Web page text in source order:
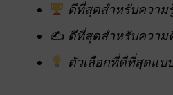
ดีที่สุดสำหรับความ
✍️ ดีที่สุดสำหรับควา
ตัวเลือกที่ดีที่สุดแบ